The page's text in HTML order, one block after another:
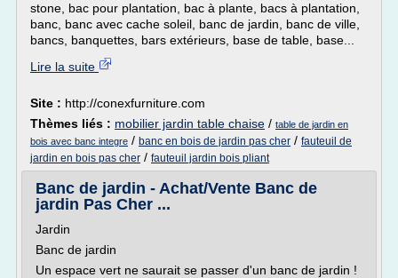
stone, bac pour plantation, bac à plante, bacs à plantation,
banc, banc avec cache soleil, banc de jardin, banc de ville,
bancs, banquettes, bars extérieurs, base de table, base...
Lire la suite
Site : http://conexfurniture.com
Thèmes liés : mobilier jardin table chaise / table de jardin en
bois avec banc integre / banc en bois de jardin pas cher / fauteuil de
jardin en bois pas cher / fauteuil jardin bois pliant
Banc de jardin - Achat/Vente Banc de
jardin Pas Cher ...
Jardin
Banc de jardin
Un espace vert ne saurait se passer d'un banc de jardin !